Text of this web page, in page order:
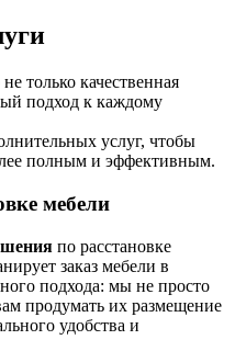
только качественная
подход к каждому
услуг, чтобы
полным и эффективным.
мебели
по расстановке
заказ мебели в
подхода: мы не просто
продумать их размещение
удобства и